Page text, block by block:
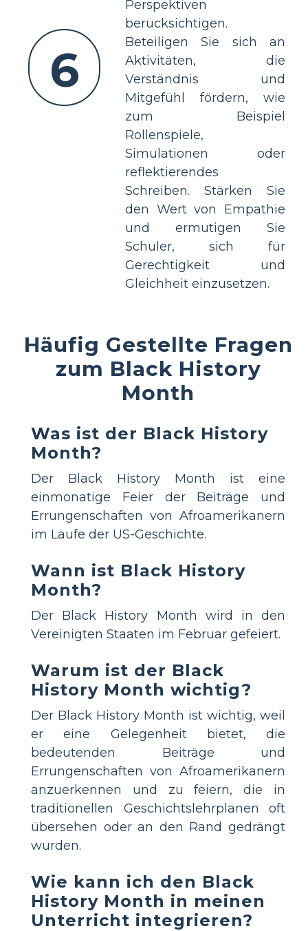
6
Perspektiven
berücksichtigen.
Beteiligen Sie sich an
Aktivitäten, die
Verständnis und
Mitgefühl fördern, wie
zum Beispiel
Rollenspiele,
Simulationen oder
reflektierendes
Schreiben. Stärken Sie
den Wert von Empathie
und ermutigen Sie
Schüler, sich für
Gerechtigkeit und
Gleichheit einzusetzen.
Häufig Gestellte Fragen
zum Black History
Month
Was ist der Black History
Month?
Der Black History Month ist eine
einmonatige Feier der Beiträge und
Errungenschaften von Afroamerikanern
im Laufe der US-Geschichte.
Wann ist Black History
Month?
Der Black History Month wird in den
Vereinigten Staaten im Februar gefeiert.
Warum ist der Black
History Month wichtig?
Der Black History Month ist wichtig, weil
er eine Gelegenheit bietet, die
bedeutenden Beiträge und
Errungenschaften von Afroamerikanern
anzuerkennen und zu feiern, die in
traditionellen Geschichtslehrplänen oft
übersehen oder an den Rand gedrängt
wurden.
Wie kann ich den Black
History Month in meinen
Unterricht integrieren?